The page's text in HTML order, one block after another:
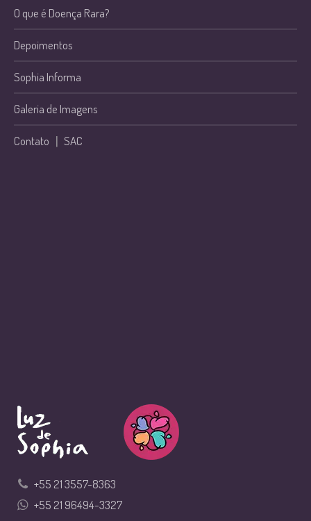
O que é Doença Rara?
Depoimentos
Sophia Informa
Galeria de Imagens
Contato |SAC
+55 21 3557-8363
+55 21 96494-3327